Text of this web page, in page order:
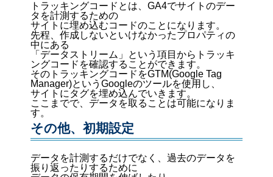
トラッキングコードとは、GA4でサイトのデー
タを計測するための
サイトに埋め込むコードのことになります。
先程、作成しないといけなかったプロパティの
中にある
「データストリーム」という項目からトラッキ
ングコードを確認することができます。
そのトラッキングコードをGTM(Google Tag
Manager)というGoogleのツールを使用し、
サイトにタグを埋め込んでいきます。
ここまでで、データを取ることは可能になりま
す。
その他、初期設定
データを計測するだけでなく、過去のデータを
振り返ったりするために